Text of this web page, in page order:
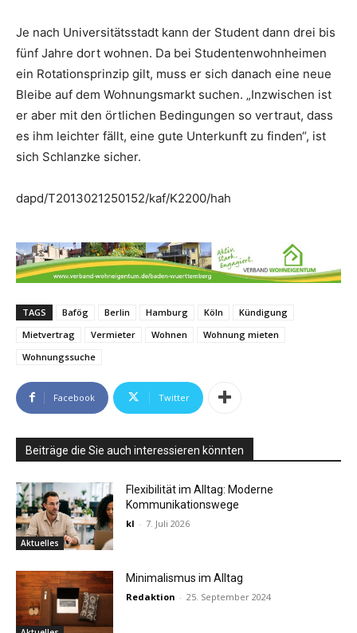
Je nach Universitätsstadt kann der Student dann drei bis
fünf Jahre dort wohnen. Da bei Studentenwohnheimen
ein Rotationsprinzip gilt, muss er sich danach eine neue
Bleibe auf dem Wohnungsmarkt suchen. „Inzwischen ist
er aber mit den örtlichen Bedingungen so vertraut, dass
es ihm leichter fällt, eine gute Unterkunft zu finden“, ist
sich Schlanzke sicher.
dapd/T2013021250152/kaf/K2200/hah
TAGS Bafög Berlin Hamburg Köln
Kündigung
Mietvertrag
Vermieter Wohnen
Wohnung mieten
Wohnungssuche
Facebook Twitter
Beiträge die Sie auch interessieren könnten
Aktuelles
Flexibilität im Alltag: Moderne
Kommunikationswege
kl - 7. Juli 2026
Minimalismus im Alltag
Redaktion - 25. September 2024